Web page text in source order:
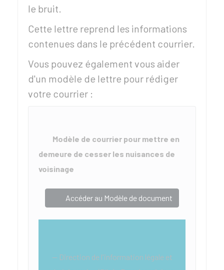
le bruit.
Cette lettre reprend les informations
contenues dans le précédent courrier.
Vous pouvez également vous aider
d'un modèle de lettre pour rédiger
votre courrier :
Modèle de courrier pour mettre en
demeure de cesser les nuisances de
voisinage
Accéder au Modèle de document
Direction de l'information légale et